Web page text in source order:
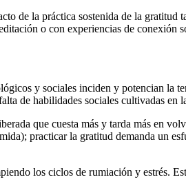
de la práctica sostenida de la gratitud
o con experiencias de conexión
y sociales inciden y potencian la
de habilidades sociales cultivadas en
que cuesta más y tarda más en
practicar la gratitud demanda un
los ciclos de rumiación y estrés.